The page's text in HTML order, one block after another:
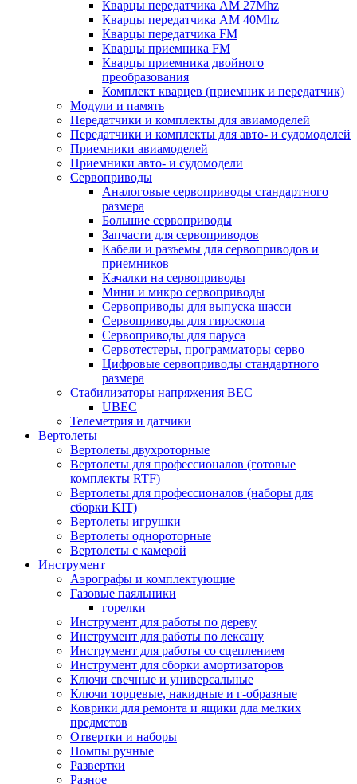
Кварцы передатчика AM 27Mhz
Кварцы передатчика AM 40Mhz
Кварцы передатчика FM
Кварцы приемника FM
Кварцы приемника двойного
преобразования
Комплект кварцев (приемник и передатчик)
Модули и память
Передатчики и комплекты для авиамоделей
Передатчики и комплекты для авто- и судомоделей
Приемники авиамоделей
Приемники авто- и судомодели
Сервоприводы
Аналоговые сервоприводы стандартного
размера
Большие сервоприводы
Запчасти для сервоприводов
Кабели и разъемы для сервоприводов и
приемников
Качалки на сервоприводы
Мини и микро сервоприводы
Сервоприводы для выпуска шасси
Сервоприводы для гироскопа
Сервоприводы для паруса
Сервотестеры, программаторы серво
Цифровые сервоприводы стандартного
размера
Стабилизаторы напряжения BEC
UBEC
Телеметрия и датчики
Вертолеты
Вертолеты двухроторные
Вертолеты для профессионалов (готовые
комплекты RTF)
Вертолеты для профессионалов (наборы для
сборки KIT)
Вертолеты игрушки
Вертолеты однороторные
Вертолеты с камерой
Инструмент
Аэрографы и комплектующие
Газовые паяльники
горелки
Инструмент для работы по дереву
Инструмент для работы по лексану
Инструмент для работы со сцеплением
Инструмент для сборки амортизаторов
Ключи свечные и универсальные
Ключи торцевые, накидные и г-образные
Коврики для ремонта и ящики дла мелких
предметов
Отвертки и наборы
Помпы ручные
Развертки
Разное